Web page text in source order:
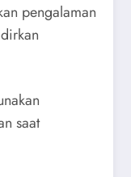
pengalaman
saat